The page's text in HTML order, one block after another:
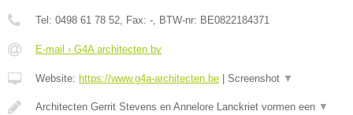
Tel: 0498 61 78 52, Fax: -, BTW-nr: BE0822184371
E-mail › G4A architecten bv
Website: https://www.g4a-architecten.be Screenshot ▼
Architecten Gerrit Stevens en Annelore Lanckriet vormen een ▼